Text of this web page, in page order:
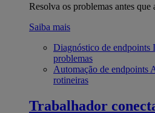
Resolva os problemas antes que
Saiba mais
Diagnóstico de endpoints
problemas
Automação de endpoints
rotineiras
Trabalhador